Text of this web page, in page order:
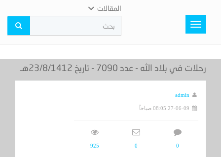
Toggle
navigation
المقالات
رحلات في بلاد الله - عدد 7090 - تاريخ 23/8/1412هـ
admin
27-06-09 08:05 صباحاً
0
0
925